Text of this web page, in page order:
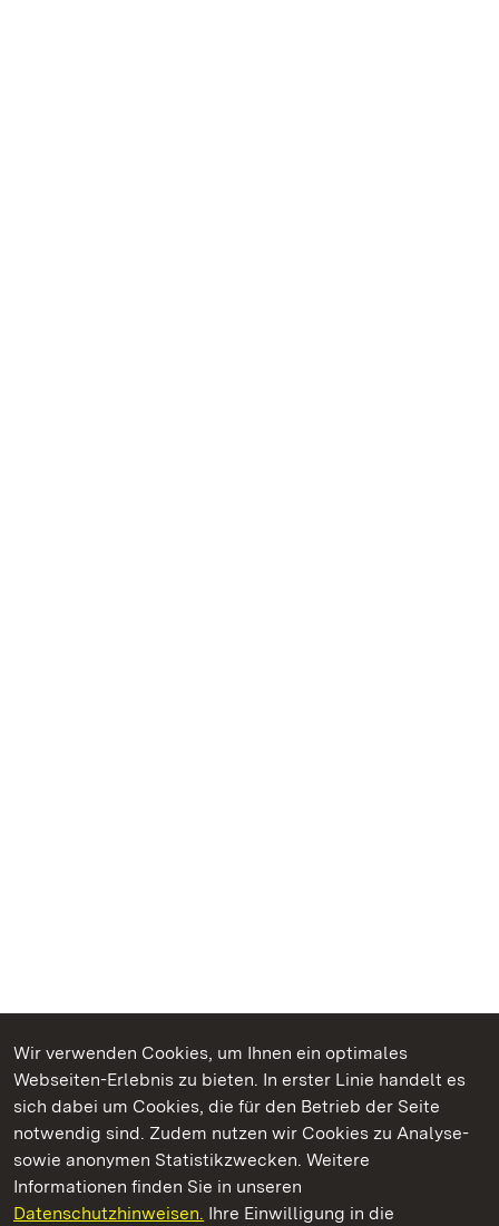
Wir verwenden Cookies, um Ihnen ein optimales
Webseiten-Erlebnis zu bieten. In erster Linie handelt es
sich dabei um Cookies, die für den Betrieb der Seite
notwendig sind. Zudem nutzen wir Cookies zu Analyse-
sowie anonymen Statistikzwecken. Weitere
Informationen finden Sie in unseren
Datenschutzhinweisen. Ihre Einwilligung in die
Kommen. Staunen. Genießen.
Staatliche Schlösser und Gärten Baden‑Württemberg